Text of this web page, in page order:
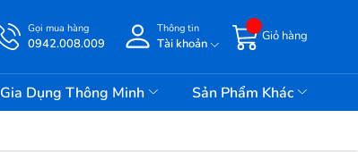
Gọi mua hàng
0942.008.009
Thông tin
Tài khoản
Giỏ hàng
Gia Dụng Thông Minh Sản Phẩm Khác